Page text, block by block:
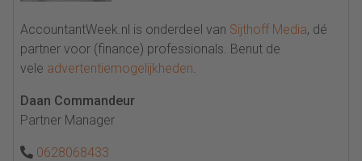
AccountantWeek.nl is onderdeel van Sijthoff Media, dé
partner voor (finance) professionals. Benut de
vele advertentiemogelijkheden.
Daan Commandeur
Partner Manager
0628068433